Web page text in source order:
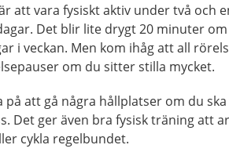
att vara fysiskt aktiv under två och
Det blir lite drygt 20 minuter
i veckan. Men kom ihåg att all
om du sitter stilla mycket.
på att gå några hållplatser om du
Det ger även bra fysisk träning att
cykla regelbundet.